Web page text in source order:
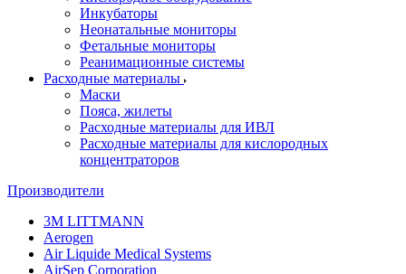
Инкубаторы
Неонатальные мониторы
Фетальные мониторы
Реанимационные системы
Расходные материалы
Маски
Пояса, жилеты
Расходные материалы для ИВЛ
Расходные материалы для кислородных
концентраторов
Производители
3M LITTMANN
Aerogen
Air Liquide Medical Systems
AirSep Corporation